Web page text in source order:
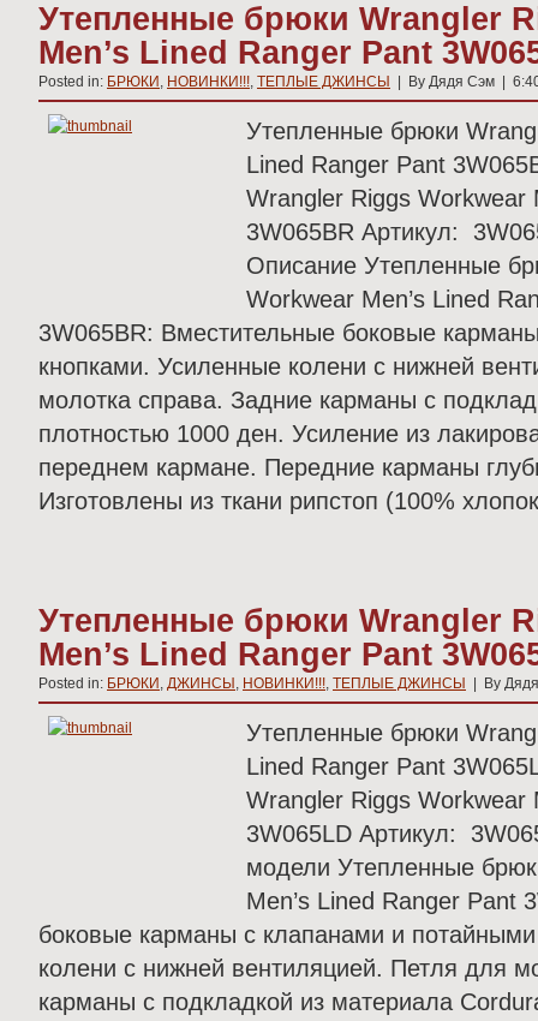
Утепленные брюки Wrangler
Men’s Lined Ranger Pant
Posted in: БРЮКИ , НОВИНКИ!!!, ТЕПЛЫЕ ДЖИНСЫ | By Дядя Сэм |
Утепленные брюки
Lined Ranger Pant
Wrangler Riggs Workwear
3W065BR Артикул:
Описание Утепленные
Workwear Men’s Lined
3W065BR: Вместительные боковые
кнопками. Усиленные колени с нижней
молотка справа. Задние карманы с
плотностью 1000 ден. Усиление из
переднем кармане. Передние карманы
Изготовлены из ткани рипстоп (100%
Утепленные брюки Wrangler
Men’s Lined Ranger Pant
Posted in: БРЮКИ , ДЖИНСЫ , НОВИНКИ!!!, ТЕПЛЫЕ ДЖИНСЫ | By
Утепленные брюки
Lined Ranger Pant
Wrangler Riggs Workwear
3W065LD Артикул:
модели Утепленные
Men’s Lined Ranger Pant
боковые карманы с клапанами и
колени с нижней вентиляцией. Петля для
карманы с подкладкой из материала